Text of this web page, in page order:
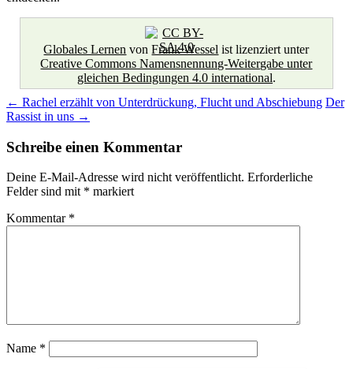
Globales Lernen vonFrank Wessel ist lizenziert unter
Creative Commons Namensnennung-Weitergabe unter
gleichen Bedingungen 4.0 international.
Beitragsnavigation
← Rachel erzählt von Unterdrückung, Flucht und Abschiebung Der
Rassist in uns →
Schreibe einen Kommentar
Deine E-Mail-Adresse wird nicht veröffentlicht. Erforderliche
Felder sind mit * markiert
Kommentar *
Name *